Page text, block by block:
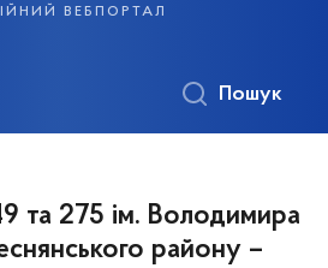
вебпортал
Пошук
та 275 ім. Володимира
району –